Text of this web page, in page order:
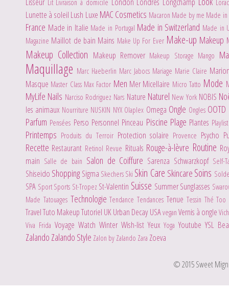
Lit Livraison à domicile
Lunette à soleil Lush Luxe MAC Cosmetics Macaron Made by me Made
France Made in Italie Made in Portugal Made in Switzerland Made in
Magazine Maillot de bain Mains Make Up For Ever Make-up Makeup
Makeup Collection Makeup Remover Makeup Storage Mango
Maquillage Marc Haeberlin Marc Jabocs Mariage Marie Claire
Masque Master Class Max Factor Men MerMicellaire Micro Tatto Mode
MyLife Nails Narciso Rodriguez Nars Nature Naturel New York NOBIS
les animaux Nourriture NUSKIN NYX Olaplex Omega Ongle Ongles OOTD
Parfum Pensées Perso Personnel Pinceau Piscine Plage Plantes
Printemps Produits du Terroir Protection solaire Provence Psycho
Recette Restaurant Retinol Revue Rituals Rouge-à-lèvre Routine
main Salle de bain Salon de Coiffure Sarenza Schwarzkopf Self-
Shiseido Shopping Sigma Skechers Ski Skin Care Skincare Soins
SPA Sport Sports St-Tropez St-Valentin Suisse SummerSunglasses
Made Tatouages TechnologieTendanceTendancesTenue Tessin Thé
TravelTuto MakeupTutoriel UKUrban Decay USAvegan Vernis à ongle
Viva Frida Voyage Watch Winter Wish-list Yeux Yoga Youtube YSL
Zalando Zalando Style Zalon by Zalando Zara Zoeva
© 2015 Sweet